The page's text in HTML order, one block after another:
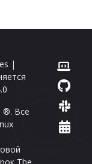
|
®. Все